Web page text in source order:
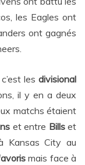
les Eagles ont
ont gagnés
les divisional
il y en a deux
matchs étaient
et entre Billset
Kansas City au
mais face à